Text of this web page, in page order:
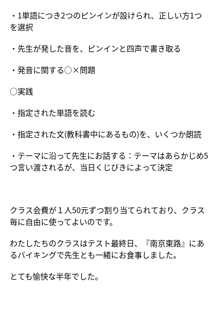
・1単語につき2つのピンインが設けられ、正しい方1つ
を選択
・先生が発した音を、ピンインと四声で書き取る
・発音に関する○×問題
○実践
・指定された単語を読む
・指定された文(教科書中にあるもの)を、いくつか朗読
・テーマに沿って先生にお話する：テーマはあらかじめ5
つ言い渡されるが、当日くじびきによって決定
クラス会費が１人50元ずつ割り当てられており、クラス
毎に自由に使ってよいのです。
わたしたちのクラスはテスト最終日、『南京東路』にあ
るバイキングで先生とも一緒にお食事しました。
とても愉快な半年でした。